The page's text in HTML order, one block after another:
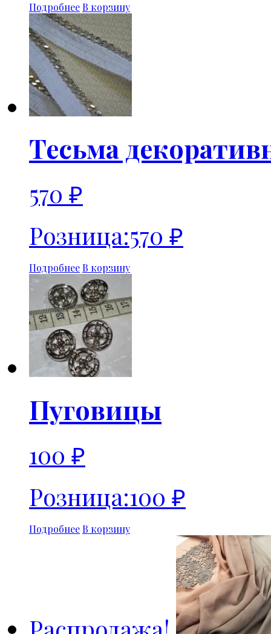
ПодробнееВ корзину
Тесьма
570 ₽
Розница:570 ₽
ПодробнееВ корзину
Пуговицы
100 ₽
Розница:100 ₽
ПодробнееВ корзину